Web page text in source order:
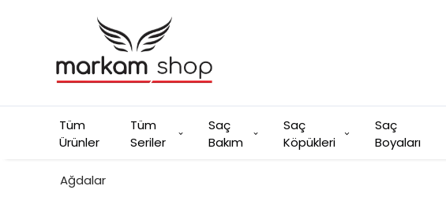
Tüm
Ürünler
Tüm
Seriler
Saç
Bakım
Saç
Köpükleri
Saç
Boyaları
Ağdalar